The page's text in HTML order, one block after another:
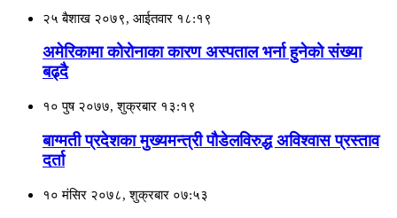
२५ बैशाख २०७९, आईतवार १८:१९
अमेरिकामा कोरोनाका कारण अस्पताल भर्ना हुनेको संख्या
बढ्दै
१० पुष २०७७, शुक्रबार १३:१९
बाग्मती प्रदेशका मुख्यमन्त्री पौडेलविरुद्ध अविश्वास प्रस्ताव
दर्ता
१० मंसिर २०७८, शुक्रबार ०७:५३